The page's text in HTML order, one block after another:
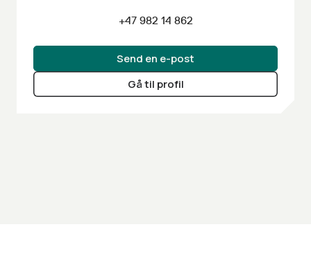
+47 982 14 862
Send en e-post
Gå til profil